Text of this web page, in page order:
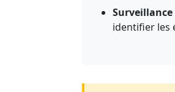
identifier les